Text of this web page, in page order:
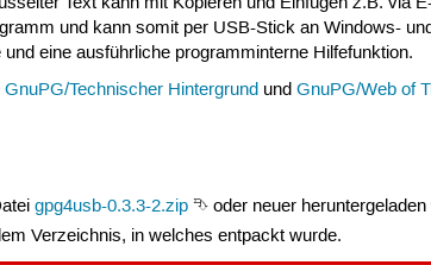
und kann somit per USB-Stick an Windows-
eine ausführliche programminterne Hilfefunktion.
GnuPG/Technischer Hintergrund undGnuPG/Web of
gpg4usb-0.3.3-2.zip ⮷ oder neuer
Verzeichnis, in welches entpackt wurde.